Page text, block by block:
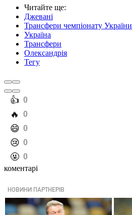
Читайте ще:
Джевані
Трансфери чемпіонату України
Україна
Трансфери
Олександрія
Тегу
️👍 0
️🔥 0
️😄 0
️😢 0
️🤬 0
коментарі